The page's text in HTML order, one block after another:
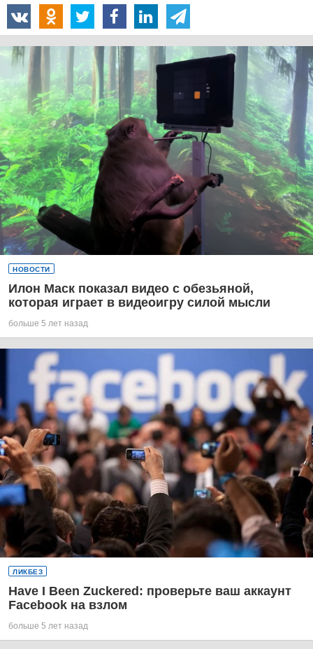
НОВОСТИ
Илон Маск показал видео с обезьяной,
которая играет в видеоигру силой мысли
больше 5 лет назад
ЛИКБЕЗ
Have I Been Zuckered: проверьте ваш аккаунт
Facebook на взлом
больше 5 лет назад